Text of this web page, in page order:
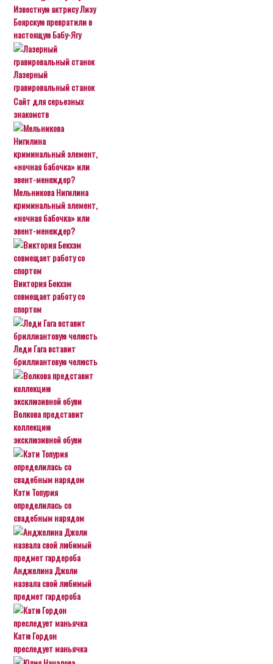
Известную актрису Лизу
Боярскую превратили в
настоящую Бабу-Ягу
Лазерный
гравировальный станок
Сайт для серьезных
знакомств
Мельникова Нигилина
криминальный элемент,
«ночная бабочка» или
эвент-менеждер?
Виктория Бекхэм
совмещает работу со
спортом
Леди Гага вставит
бриллиантовую челюсть
Волкова представит
коллекцию
эксклюзивной обуви
Кэти Топурия
определилась со
свадебным нарядом
Анджелина Джоли
назвала свой любимый
предмет гардероба
Катю Гордон
преследует маньячка